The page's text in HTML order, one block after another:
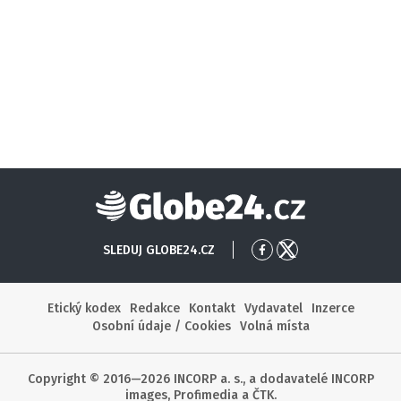
Globe24
SLEDUJ GLOBE24.CZ
Přejít
Facebook
Přejít
X
Etický kodex
Redakce Kontakt Vydavatel
Inzerce
Osobní údaje / Cookies
Volná místa
Copyright © 2016—2026 INCORP a. s., a dodavatelé INCORP
images, Profimedia a ČTK.